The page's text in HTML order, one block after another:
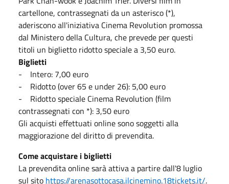
cartellone, contrassegnati da un asterisco (*),
aderiscono all'iniziativa Cinema Revolution promossa
dal Ministero della Cultura, che prevede per questi
titoli un biglietto ridotto speciale a 3,50 euro.
Biglietti
- Intero: 7,00 euro
- Ridotto (over 65 e under 26): 5,00 euro
- Ridotto speciale Cinema Revolution (film
contrassegnati con *): 3,50 euro
Gli acquisti effettuati online sono soggetti alla
maggiorazione del diritto di prevendita.
Come acquistare i biglietti
La prevendita online sarà attiva a partire dall'8 luglio
sul sito https://arenasottocasa.ilcinemino.18tickets.it/.